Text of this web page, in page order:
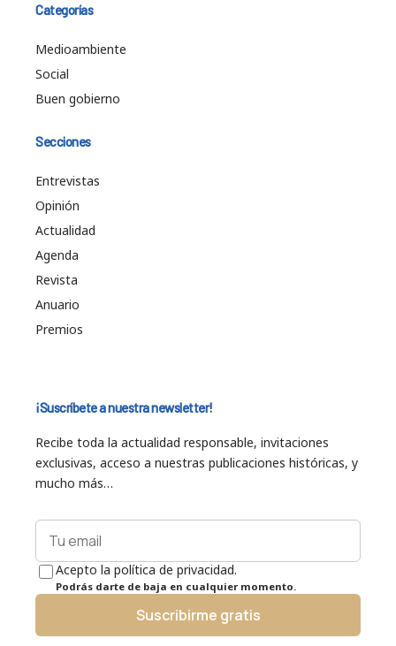
Categorías
Medioambiente
Social
Buen gobierno
Secciones
Entrevistas
Opinión
Actualidad
Agenda
Revista
Anuario
Premios
¡Suscríbete a nuestra newsletter!
Recibe toda la actualidad responsable, invitaciones
exclusivas, acceso a nuestras publicaciones históricas, y
mucho más…
Acepto la política de privacidad.
Podrás darte de baja en cualquier momento.
Suscribirme gratis